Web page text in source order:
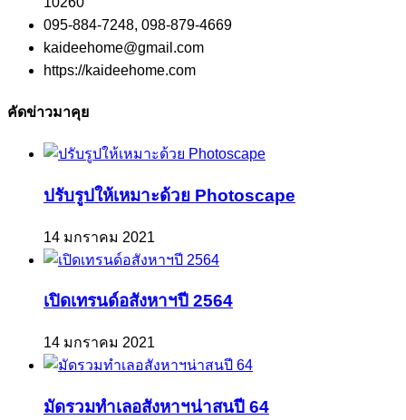
095-884-7248, 098-879-4669
kaideehome@gmail.com
https://kaideehome.com
คัดข่าวมาคุย
ปรับรูปให้เหมาะด้วย Photoscape
14 มกราคม 2021
เปิดเทรนด์อสังหาฯปี 2564
14 มกราคม 2021
มัดรวมทำเลอสังหาฯน่าสนปี 64